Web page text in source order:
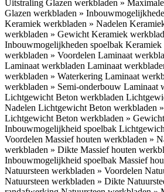
Uitstraling Glazen werkbladen »
Glazen werkbladen »
Keramiek werkbladen » Nadelen
werkbladen » Gewicht Keramiek
Inbouwmogelijkheden spoelbak Keramiek
werkbladen » Voordelen Laminaat
Laminaat werkbladen Laminaat
werkbladen » Waterkering Laminaat
werkbladen » Semi-onderbouw Laminaat
Lichtgewicht Beton werkbladen
Nadelen Lichtgewicht Beton werkbladen
Lichtgewicht Beton werkbladen » Gewicht
Inbouwmogelijkheid spoelbak
Voordelen Massief houten werkbladen »
werkbladen » Dikte Massief houten
Inbouwmogelijkheid spoelbak Massief
Natuursteen werkbladen » Voordelen
Natuursteen werkbladen » Dikte